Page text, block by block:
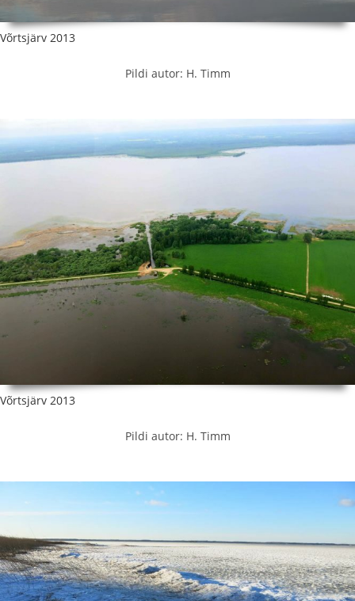
Võrtsjärv 2013
Pildi autor: H. Timm
Võrtsjärv 2013
Pildi autor: H. Timm